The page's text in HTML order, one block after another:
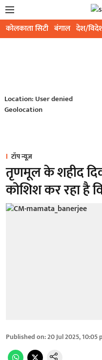
कोलकाता सिटी बंगाल देश/
Location: User denied
Geolocation
टॉप न्यूज़
तृणमूल के शहीद
कोशिश कर रहा है
Published on:20 Jul 2025, 10:05